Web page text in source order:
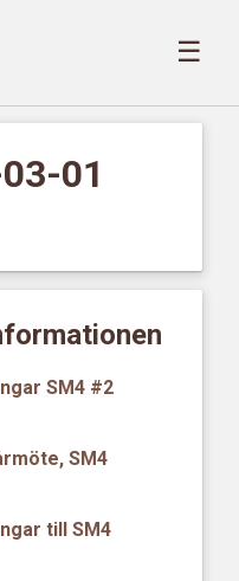
☰
01
SM4 #2
SM4
till SM4